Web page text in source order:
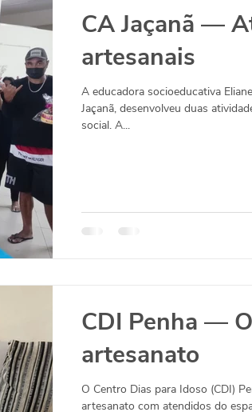
CA Jaçanã —
artesanais
A educadora socioeducativa
Jaçanã, desenvolveu duas
social. A...
CDI Penha —
artesanato
O Centro Dias para Idoso (CDI)
artesanato com atendidos do